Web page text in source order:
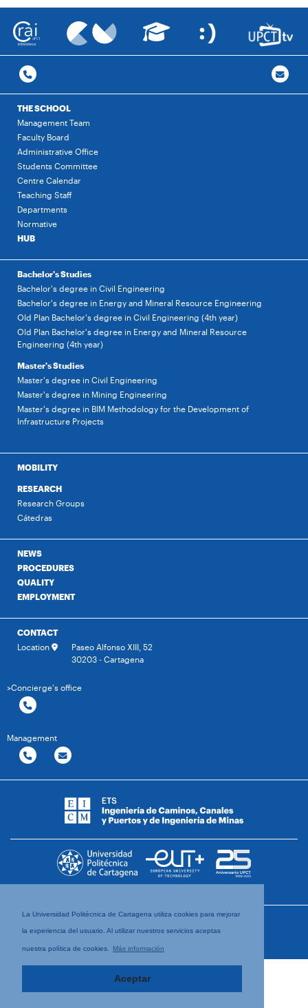
La Universidad Politécnica de Cartagena utiliza cookies para mejorar
la experiencia del usuario. Al utilizar nuestros servicios aceptas
nuestra política de cookies. Más información
Aceptar
THE SCHOOL
Management Team
Faculty Board
Administrative Office
Students Committee
Centre Calendar
Teaching Staff
Departments
Normative
HUB
Bachelor's Studies
Bachelor's degree in Civil Engineering
Bachelor's degree in Energy and Mineral Resource Engineering
Old Plan Bachelor's degree in Civil Engineering (4th year)
Old Plan Bachelor's degree in Energy and Mineral Resource
Engineering (4th year)
Master's Studies
Master's degree in Civil Engineering
Master's degree in Mining Engineering
Master's degree in BIM Methodology for the Development of
Infrastructure Projects
MOBILITY
RESEARCH
Research Groups
Cátedras
NEWS
PROCEDURES
QUALITY
EMPLOYMENT
CONTACT
Location
Paseo Alfonso XIII, 52
30203 - Cartagena
>Concierge's office
Management